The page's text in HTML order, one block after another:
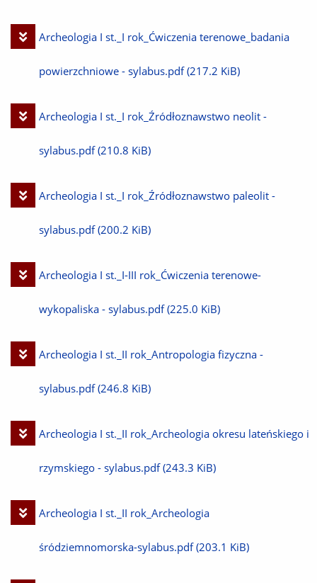
Pobierz
plik
Archeologia I st._I rok_Ćwiczenia terenowe_badania
powierzchniowe - sylabus.pdf (217.2 KiB)
Pobierz
plik
Archeologia I st._I rok_Źródłoznawstwo neolit -
sylabus.pdf (210.8 KiB)
Pobierz
plik
Archeologia I st._I rok_Źródłoznawstwo paleolit -
sylabus.pdf (200.2 KiB)
Pobierz
plik
Archeologia I st._I-III rok_Ćwiczenia terenowe-
wykopaliska - sylabus.pdf (225.0 KiB)
Pobierz
plik
Archeologia I st._II rok_Antropologia fizyczna -
sylabus.pdf (246.8 KiB)
Pobierz
plik
Archeologia I st._II rok_Archeologia okresu lateńskiego i
rzymskiego - sylabus.pdf (243.3 KiB)
Pobierz
plik
Archeologia I st._II rok_Archeologia
śródziemnomorska-sylabus.pdf (203.1 KiB)